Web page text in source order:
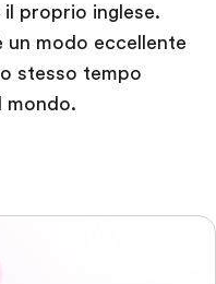
proprio inglese.
un modo eccellente
stesso tempo
mondo.